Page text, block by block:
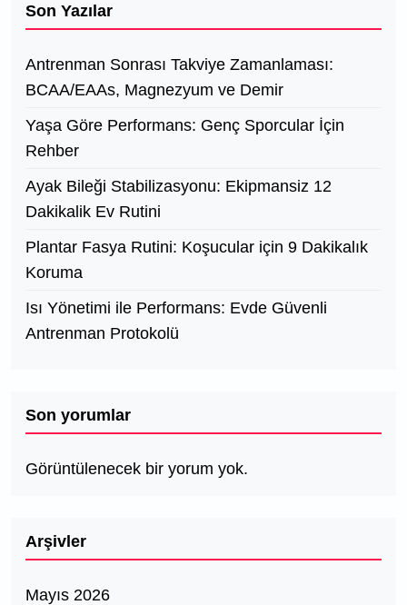
Son Yazılar
Antrenman Sonrası Takviye Zamanlaması:
BCAA/EAAs, Magnezyum ve Demir
Yaşa Göre Performans: Genç Sporcular İçin
Rehber
Ayak Bileği Stabilizasyonu: Ekipmansiz 12
Dakikalik Ev Rutini
Plantar Fasya Rutini: Koşucular için 9 Dakikalık
Koruma
Isı Yönetimi ile Performans: Evde Güvenli
Antrenman Protokolü
Son yorumlar
Görüntülenecek bir yorum yok.
Arşivler
Mayıs 2026